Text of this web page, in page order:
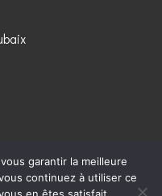
garantir la meilleure
continuez à utiliser ce